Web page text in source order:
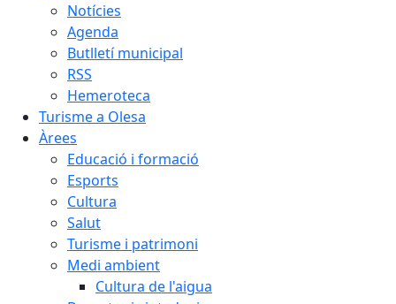
Notícies
Agenda
Butlletí municipal
RSS
Hemeroteca
Turisme a Olesa
Àrees
Educació i formació
Esports
Cultura
Salut
Turisme i patrimoni
Medi ambient
Cultura de l'aigua